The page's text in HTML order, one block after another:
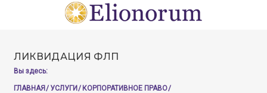
ЛИКВИДАЦИЯ ФЛП
Вы здесь:
ГЛАВНАЯ / УСЛУГИ / КОРПОРАТИВНОЕ ПРАВО/